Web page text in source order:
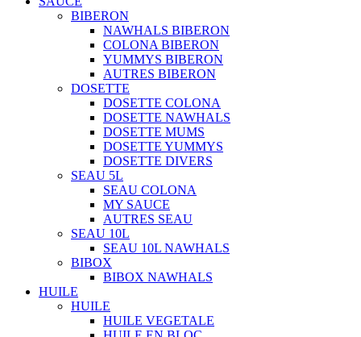
BIBERON
NAWHALS BIBERON
COLONA BIBERON
YUMMYS BIBERON
AUTRES BIBERON
DOSETTE
DOSETTE COLONA
DOSETTE NAWHALS
DOSETTE MUMS
DOSETTE YUMMYS
DOSETTE DIVERS
SEAU 5L
SEAU COLONA
MY SAUCE
AUTRES SEAU
SEAU 10L
SEAU 10L NAWHALS
BIBOX
BIBOX NAWHALS
HUILE
HUILE
HUILE VEGETALE